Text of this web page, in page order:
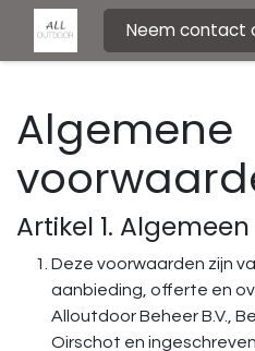
Neem contact
Algemene
Artikel 1. Algemeen
Deze voorwaarden zijn
aanbieding, offerte en
Alloutdoor Beheer B.V.,
Oirschot en